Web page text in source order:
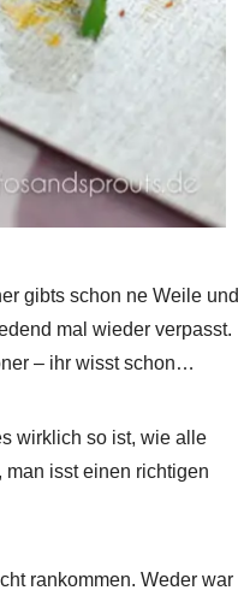
gibts schon ne Weile und
mal wieder verpasst.
– ihr wisst schon…
wirklich so ist, wie alle
isst einen richtigen
rankommen. Weder war